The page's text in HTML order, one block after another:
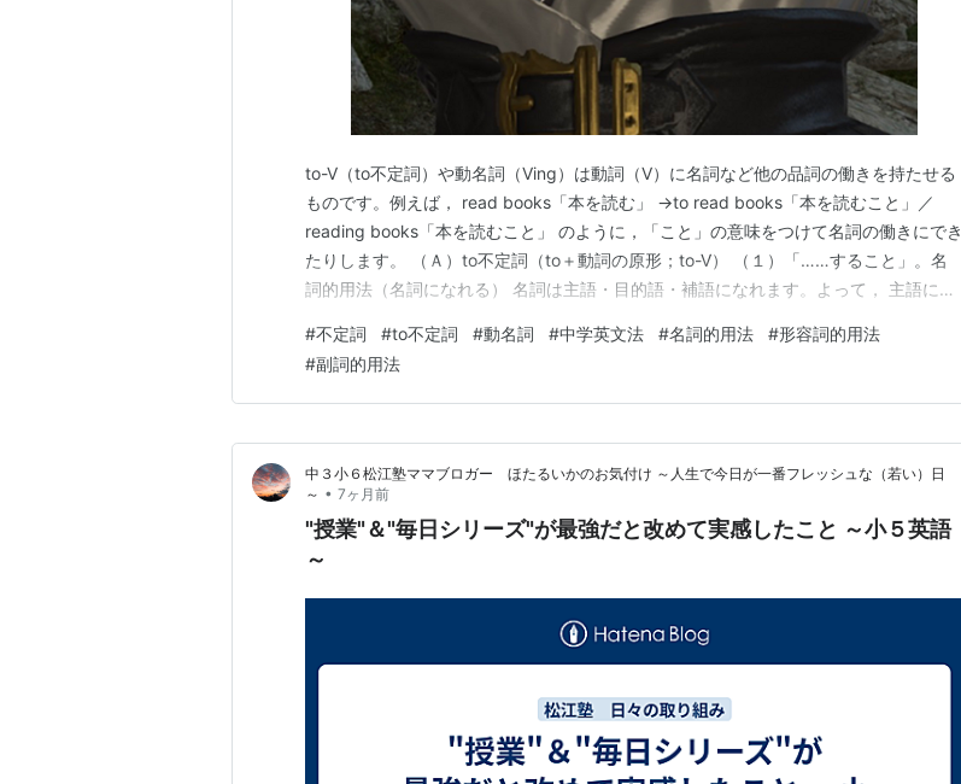
to-V（to不定詞）や動名詞（Ving）は動詞（V）に名詞など他の品詞の働きを持たせる
ものです。例えば， read books「本を読む」 →to read books「本を読むこと」／
reading books「本を読むこと」 のように，「こと」の意味をつけて名詞の働きにでき
たりします。 （Ａ）to不定詞（to＋動詞の原形；to-V） （１）「……すること」。名
詞的用法（名詞になれる） 名詞は主語・目的語・補語になれます。よって， 主語にな
い」） 補語 〃…
#不定詞 #to不定詞 #動名詞 #中学英文法 #名詞的用法 #形容詞的用法
#副詞的用法
中３小６松江塾ママブロガー ほたるいかのお気付け ～人生で今日が一番フレッシュな（若い）日
～ • 7ヶ月前
"授業"＆"毎日シリーズ"が最強だと改めて実感したこと ～小５英語
～